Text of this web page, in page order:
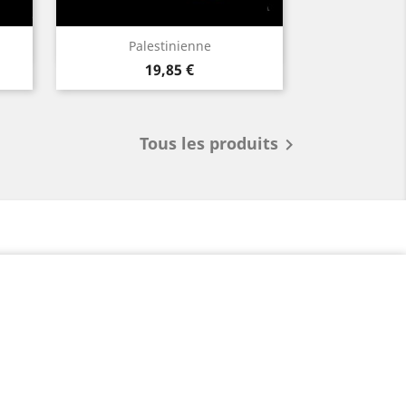
Palestinienne
Prix
19,85 €
Aperçu rapide
Tous les produits 